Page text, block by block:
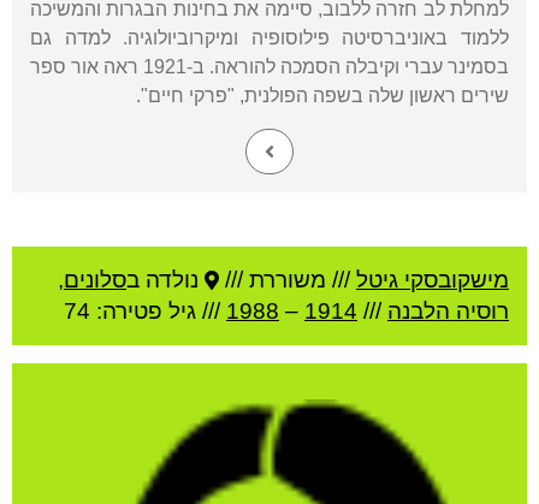
למחלת לב חזרה ללבוב, סיימה את בחינות הבגרות והמשיכה
ללמוד באוניברסיטה פילוסופיה ומיקרוביולוגיה. למדה גם
בסמינר עברי וקיבלה הסמכה להוראה. ב-1921 ראה אור ספר
שירים ראשון שלה בשפה הפולנית, "פרקי חיים".
מישקובסקי גיטל/// משוררת /// נולדה בסלונים,
רוסיה הלבנה ///
1914
–
1988 /// גיל פטירה: 74